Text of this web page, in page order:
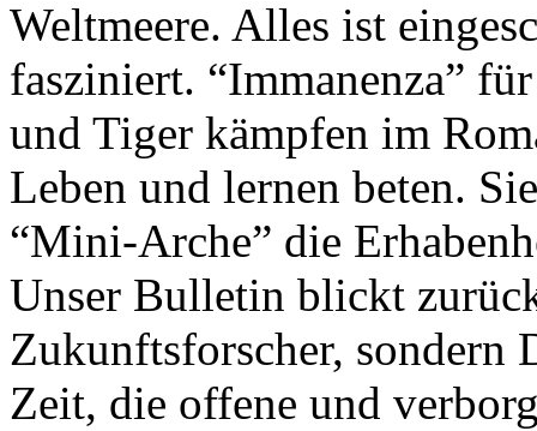
Weltmeere. Alles ist
fasziniert. “Immanenza”
und Tiger kämpfen im
Leben und lernen beten.
“Mini-Arche” die
Unser Bulletin blickt
Zukunftsforscher, sondern
Zeit, die offene und